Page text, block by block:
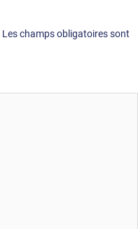
Les champs obligatoires sont